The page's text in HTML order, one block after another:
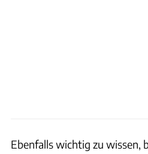
Ebenfalls wichtig zu wissen,